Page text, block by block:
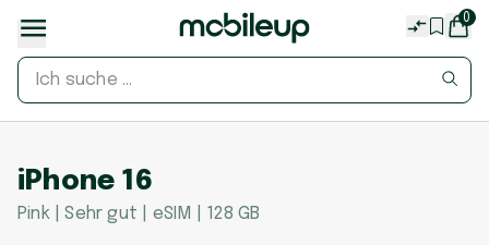
0
iPhone 16
Pink | Sehr gut | eSIM | 128 GB